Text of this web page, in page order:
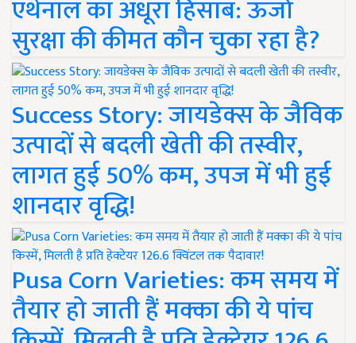
एथेनॉल का अधूरा हिसाब: ऊर्जा
सुरक्षा की कीमत कौन चुका रहा है?
Success Story: जायडेक्स के जैविक
उत्पादों से बदली खेती की तस्वीर,
लागत हुई 50% कम, उपज में भी हुई
शानदार वृद्धि!
Pusa Corn Varieties: कम समय में
तैयार हो जाती हैं मक्का की ये पांच